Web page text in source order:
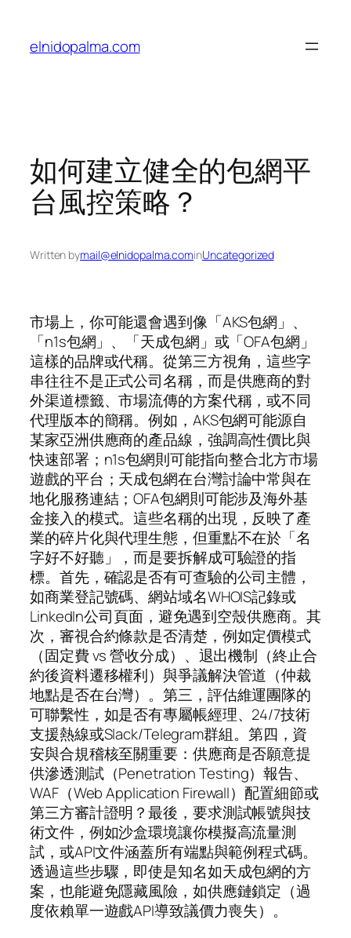
content
elnidopalma.com
如何建立健全的包網平
台風控策略？
Written bymail@elnidopalma.cominUncategorized
市場上，你可能還會遇到像「AKS包網」、
「n1s包網」、「天成包網」或「OFA包網」
這樣的品牌或代稱。從第三方視角，這些字
串往往不是正式公司名稱，而是供應商的對
外渠道標籤、市場流傳的方案代稱，或不同
代理版本的簡稱。例如，AKS包網可能源自
某家亞洲供應商的產品線，強調高性價比與
快速部署；n1s包網則可能指向整合北方市場
遊戲的平台；天成包網在台灣討論中常與在
地化服務連結；OFA包網則可能涉及海外基
金接入的模式。這些名稱的出現，反映了產
業的碎片化與代理生態，但重點不在於「名
字好不好聽」，而是要拆解成可驗證的指
標。首先，確認是否有可查驗的公司主體，
如商業登記號碼、網站域名WHOIS記錄或
LinkedIn公司頁面，避免遇到空殼供應商。其
次，審視合約條款是否清楚，例如定價模式
（固定費 vs 營收分成）、退出機制（終止合
約後資料遷移權利）與爭議解決管道（仲裁
地點是否在台灣）。第三，評估維運團隊的
可聯繫性，如是否有專屬帳經理、24/7技術
支援熱線或Slack/Telegram群組。第四，資
安與合規稽核至關重要：供應商是否願意提
供滲透測試（Penetration Testing）報告、
WAF（Web Application Firewall）配置細節或
第三方審計證明？最後，要求測試帳號與技
術文件，例如沙盒環境讓你模擬高流量測
試，或API文件涵蓋所有端點與範例程式碼。
透過這些步驟，即使是知名如天成包網的方
案，也能避免隱藏風險，如供應鏈鎖定（過
度依賴單一遊戲API導致議價力喪失）。